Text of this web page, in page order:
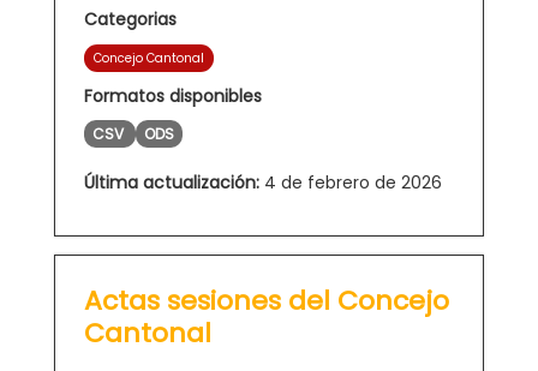
Categorias
Concejo Cantonal
Formatos disponibles
CSV ODS
Última actualización: 4 de febrero de 2026
Actas sesiones del Concejo
Cantonal